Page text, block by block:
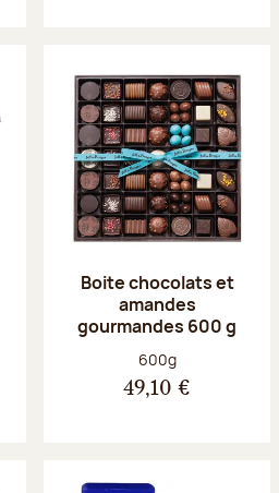
Boite chocolats et
amandes
gourmandes 600 g
Poids net :
600g
49,10 €